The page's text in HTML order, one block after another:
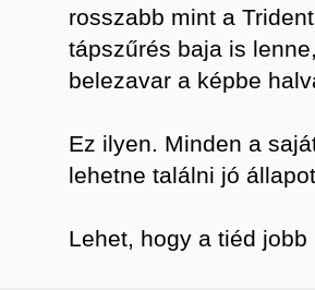
rosszabb mint a
tápszűrés baja is
belezavar a képbe
Ez ilyen. Minden a
lehetne találni jó
Lehet, hogy a tiéd